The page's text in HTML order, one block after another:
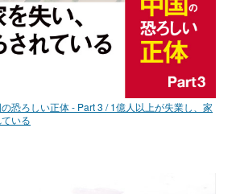
恐ろしい正体 - Part 3 / 1億人以上が失業し、家
いる